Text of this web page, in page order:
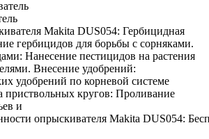
Makita DUS054: Гербицидная
гербицидов для борьбы с сорняками.
Нанесение пестицидов на растения
Внесение удобрений:
удобрений по корневой системе
приствольных кругов: Проливание
и
опрыскивателя Makita DUS054: